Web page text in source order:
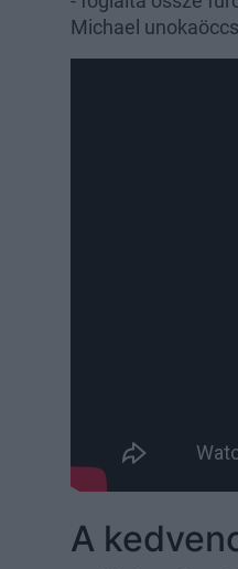
Michael
A